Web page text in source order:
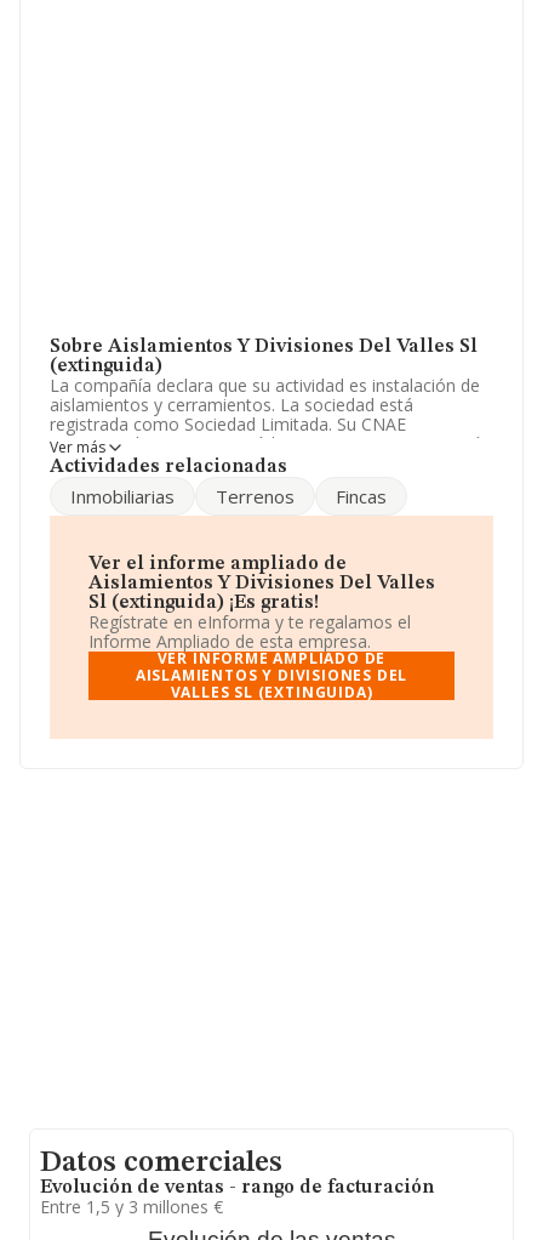
Sobre Aislamientos Y Divisiones Del Valles Sl
(extinguida)
La compañía declara que su actividad es instalación de
aislamientos y cerramientos. La sociedad está
registrada como Sociedad Limitada. Su CNAE
corresponde a 4324 con código '%cnae%'. La compañía
no tiene actividad en mercados exteriores.
Acerca de los empleados, ha contado con una
reducción del 32% y teniendo en cuenta la información
empleados por encima de la media de sector.
Para más información es posible contactar a través del
teléfono 937233689 y su correo esinfo@adiva.es
página web eswww.adiva.es.
La sociedad españolaAislamientos y Divisiones del
Valles S.L (extinguida), CIF B62423785, está situada
Cataluña.
Ver más
Actividades relacionadas
Inmobiliarias Terrenos Fincas
Ver el informe ampliado de
Aislamientos Y Divisiones Del Valles
Sl (extinguida) ¡Es gratis!
Regístrate en eInforma y te regalamos el
Informe Ampliado de esta empresa.
VER INFORME AMPLIADO DE
AISLAMIENTOS Y DIVISIONES DEL
VALLES SL (EXTINGUIDA)
Datos comerciales
Evolución de ventas - rango de facturación
Entre 1,5 y 3 millones €